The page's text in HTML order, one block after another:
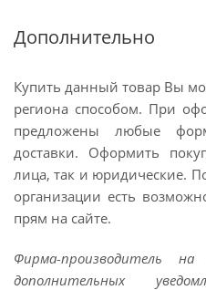
Дополнительно
Купить данный товар Вы
региона способом. При
предложены любые
доставки. Оформить
лица, так и юридические.
организации есть
прям на сайте.
Фирма-производитель
дополнительных